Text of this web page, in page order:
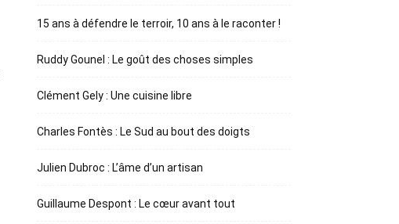
15 ans à défendre le terroir, 10 ans à le raconter !
Ruddy Gounel : Le goût des choses simples
Clément Gely : Une cuisine libre
Charles Fontès : Le Sud au bout des doigts
Julien Dubroc : L’âme d’un artisan
Guillaume Despont : Le cœur avant tout